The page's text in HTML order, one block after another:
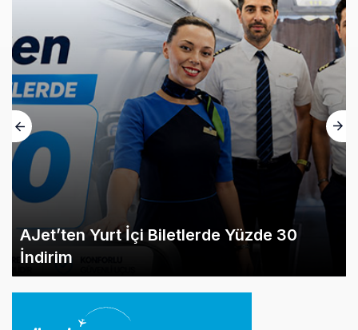
AJet’ten Yurt İçi Biletlerde Yüzde 30
İndirim